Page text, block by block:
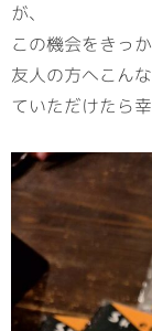
が、
この機会をきっ
友人の方へこん
ていただけたら幸